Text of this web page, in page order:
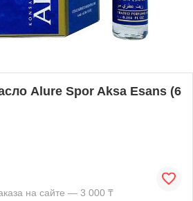
Alure Spor Aksa Esans (6
на сайте — 3 000 ₸